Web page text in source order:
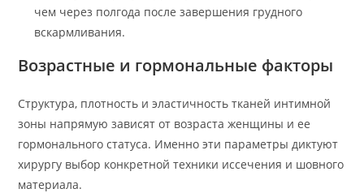
чем через полгода после завершения грудного
вскармливания.
Возрастные и гормональные факторы
Структура, плотность и эластичность тканей интимной
зоны напрямую зависят от возраста женщины и ее
гормонального статуса. Именно эти параметры диктуют
хирургу выбор конкретной техники иссечения и шовного
материала.